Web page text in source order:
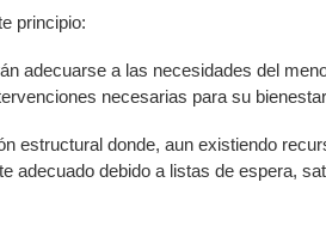
principio:
adecuarse a las necesidades del
necesarias para su
estructural donde, aun existiendo
adecuado debido a listas de espera,